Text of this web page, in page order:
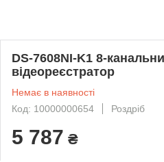
DS-7608NI-K1 8-
відеореєстратор
Немає в наявності
Код: 10000000654
Роздріб
5 787 ₴